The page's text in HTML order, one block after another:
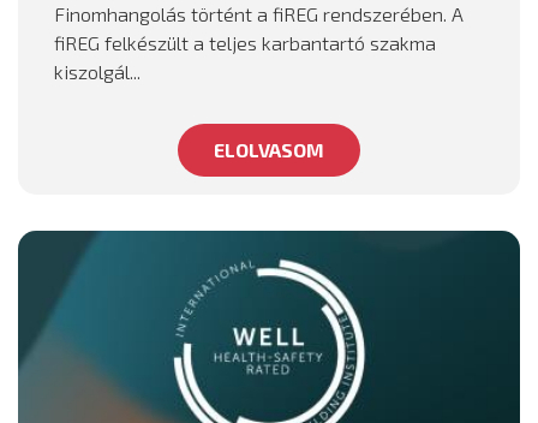
Finomhangolás történt a fiREG rendszerében. A
fiREG felkészült a teljes karbantartó szakma
kiszolgál...
ELOLVASOM